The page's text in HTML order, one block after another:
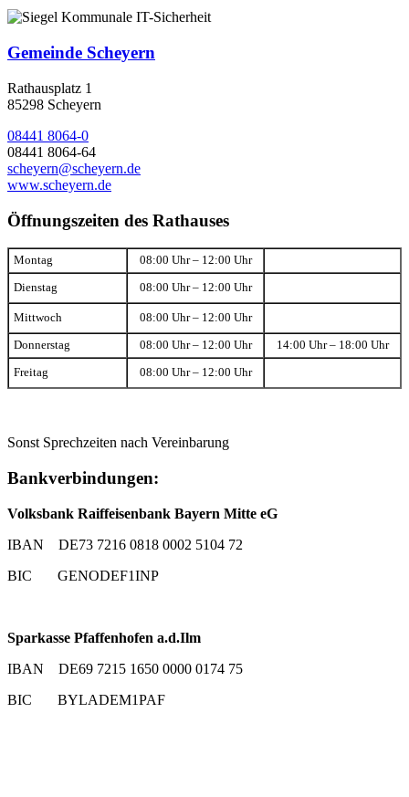
Gemeinde Scheyern
Rathausplatz 1
85298 Scheyern
08441 8064-0
08441 8064-64
scheyern@scheyern.de
www.scheyern.de
Öffnungszeiten des Rathauses
Montag 08:00 Uhr – 12:00 Uhr
Dienstag 08:00 Uhr – 12:00 Uhr
Mittwoch 08:00 Uhr – 12:00 Uhr
Donnerstag 08:00 Uhr – 12:00 Uhr 14:00 Uhr – 18:00 Uhr
Freitag 08:00 Uhr – 12:00 Uhr
Sonst Sprechzeiten nach Vereinbarung
Bankverbindungen:
Volksbank Raiffeisenbank Bayern Mitte eG
IBAN DE73 7216 0818 0002 5104 72
BIC GENODEF1INP
Sparkasse Pfaffenhofen a.d.Ilm
IBAN DE69 7215 1650 0000 0174 75
BIC BYLADEM1PAF